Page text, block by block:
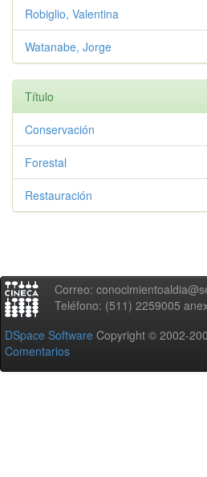
Robiglio, Valentina
Watanabe, Jorge
Título
Conservación
Forestal
Restauración
Correo:
Teléfono: (511) 2259005
DSpace Software Copyright © 2002-
Comentarios